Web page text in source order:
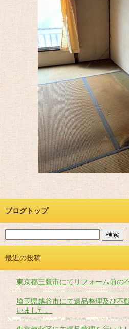
ブログトップ
最近の投稿
東京都三鷹市にてリフォーム前の
埼玉県越谷市にて遺品整理及び不
いました。